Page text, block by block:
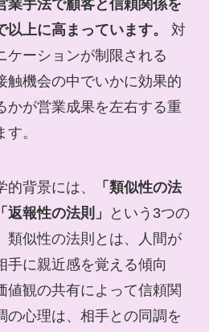
業手法で顧客と信頼関係を
上に高まっています。
対
ケーションが制限される
触機会の中でいかに効果的
かが営業成果を左右する重
。
背景には、
「類似性の法
報性の法則」
という3つの
類似性の法則とは、人間が
手に親近感を覚える傾向
値観の共有によって信頼関
の心理は、相手との同調を